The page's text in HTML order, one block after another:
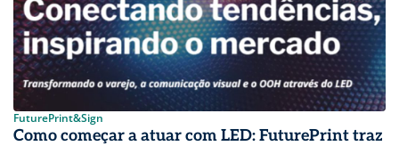
FuturePrint&Sign
Como começar a atuar com LED: FuturePrint traz